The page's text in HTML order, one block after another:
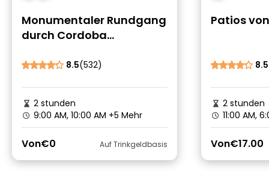
Monumentaler Rundgang
durch Cordoba
8.5(532)
2 stunden
9:00 AM, 10:00 AM +5 Mehr
Von€0 Auf Trinkgeldbasis
Patios
8.5
2 stunden
11:00 AM,
Von€17.00